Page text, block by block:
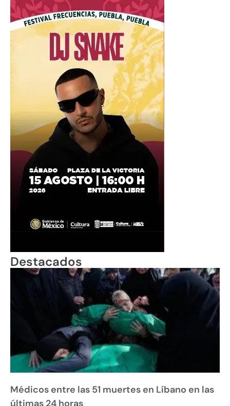
Destacados
Médicos entre las 51 muertes en Líbano en las
últimas 24 horas